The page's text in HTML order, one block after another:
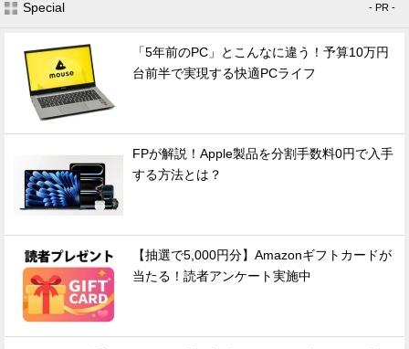
Special - PR -
「5年前のPC」とこんなに違う！予算10万円
台前半で実現する快適PCライフ
FPが解説！Apple製品を分割手数料0円で入手
する方法とは？
【抽選で5,000円分】Amazonギフトカードが
当たる！読者アンケート実施中